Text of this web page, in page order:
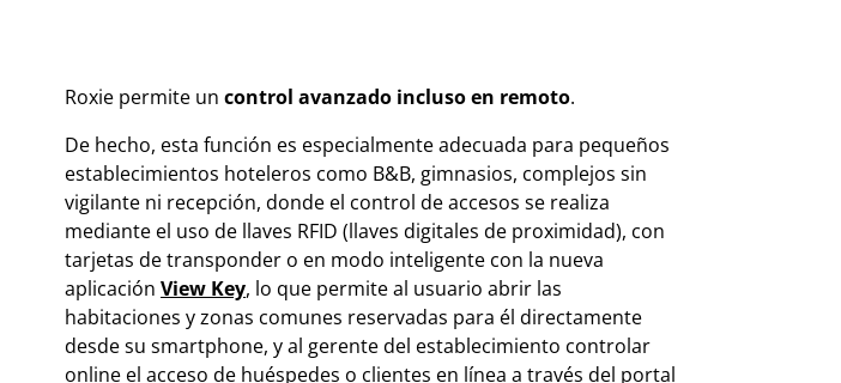
Roxie permite un control avanzado incluso en remoto.
De hecho, esta función es especialmente adecuada para pequeños
establecimientos hoteleros como B&B, gimnasios, complejos sin
vigilante ni recepción, donde el control de accesos se realiza
mediante el uso de llaves RFID (llaves digitales de proximidad), con
tarjetas de transponder o en modo inteligente con la nueva
aplicación View Key, lo que permite al usuario abrir las
habitaciones y zonas comunes reservadas para él directamente
desde su smartphone, y al gerente del establecimiento controlar
online el acceso de huéspedes o clientes en línea a través del portal